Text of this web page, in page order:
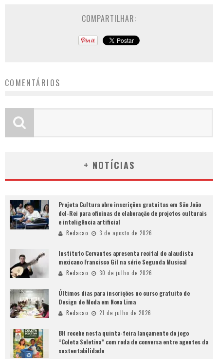
COMPARTILHAR:
COMENTÁRIOS
+ NOTÍCIAS
Projeta Cultura abre inscrições gratuitas em São João
del-Rei para oficinas de elaboração de projetos culturais
e inteligência artificial
Redacao 3 de agosto de 2026
Instituto Cervantes apresenta recital do alaudista
mexicano Francisco Gil na série Segunda Musical
Redacao 30 de julho de 2026
Últimos dias para inscrições no curso gratuito de
Design de Moda em Nova Lima
Redacao 21 de julho de 2026
BH recebe nesta quinta-feira lançamento do jogo
“Coleta Seletiva” com roda de conversa entre agentes da
sustentabilidade